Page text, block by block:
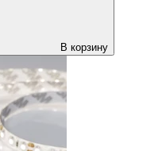
В корзину